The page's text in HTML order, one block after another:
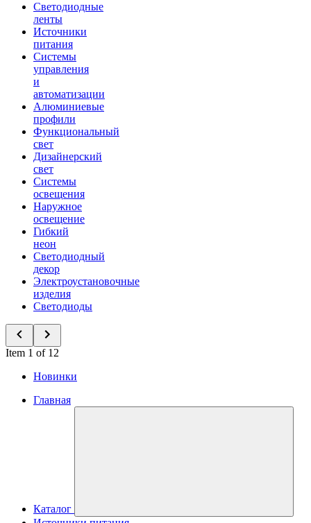
Светодиодные
ленты
Источники
питания
Системы
управления
и
автоматизации
Алюминиевые
профили
Функциональный
свет
Дизайнерский
свет
Системы
освещения
Наружное
освещение
Гибкий
неон
Светодиодный
декор
Электроустановочные
изделия
Светодиоды
Item 1 of 12
Новинки
Главная
Каталог